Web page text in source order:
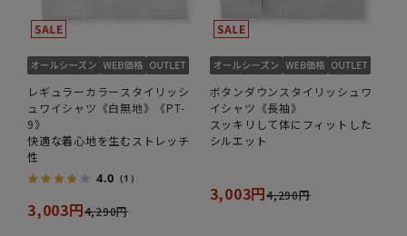
レギュラーカラースタイリッシ
ュワイシャツ《白無地》《PT-
9》
快適な着心地を生むストレッチ
性
4.0 （1）
3,003円4,290円
ボタンダウンスタイリッシュワ
イシャツ《長袖》
スッキリして体にフィットした
シルエット
3,003円4,290円